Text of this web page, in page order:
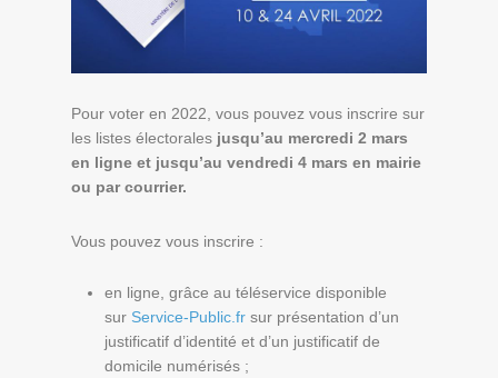
Pour voter en 2022, vous pouvez vous inscrire sur
les listes électorales jusqu’au mercredi 2 mars
en ligne et jusqu’au vendredi 4 mars en mairie
ou par courrier.
Vous pouvez vous inscrire :
en ligne, grâce au téléservice disponible
sur Service-Public.fr sur présentation d’un
justificatif d’identité et d’un justificatif de
domicile numérisés ;